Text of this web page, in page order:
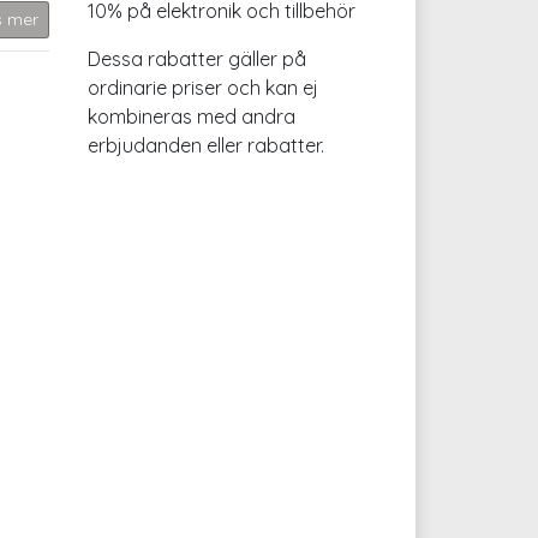
mer
10% på elektronik och tillbehör
Dessa rabatter gäller på
ordinarie priser och kan ej
kombineras med andra
erbjudanden eller rabatter.